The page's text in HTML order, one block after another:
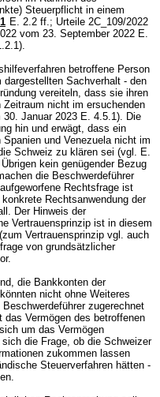
Steuerpflicht in einem
E. 2.2 ff.; Urteile 2C_109/2022
vom 23. September 2022 E.
betroffene Person
Sachverhalt - den
vereiteln, dass sie ihren
nicht im ersuchenden
Januar 2023 E. 4.5.1). Die
hin und erwägt, dass ein
und Venezuela nicht im
Schweiz zu klären sei (vgl. E.
kein genügender Bezug
die Beschwerdeführer
Rechtsfrage ist
Rechtsanwendung der
Der Hinweis der
Vertrauensprinzip ist in diesem
Vertrauensprinzip vgl. auch
von grundsätzlicher
die Bankkonten der
nicht ohne Weiteres
zugerechnet
Vermögen des betroffenen
um das Vermögen
die Frage, ob die Schweizer
zukommen lassen
Steuerverfahren hätten -